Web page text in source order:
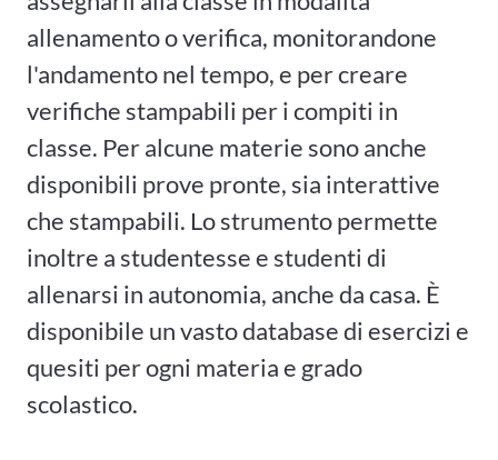
allenamento o verifica, monitorandone
l'andamento nel tempo, e per creare
verifiche stampabili per i compiti in
classe. Per alcune materie sono anche
disponibili prove pronte, sia interattive
che stampabili. Lo strumento permette
inoltre a studentesse e studenti di
allenarsi in autonomia, anche da casa. È
disponibile un vasto database di esercizi e
quesiti per ogni materia e grado
scolastico.